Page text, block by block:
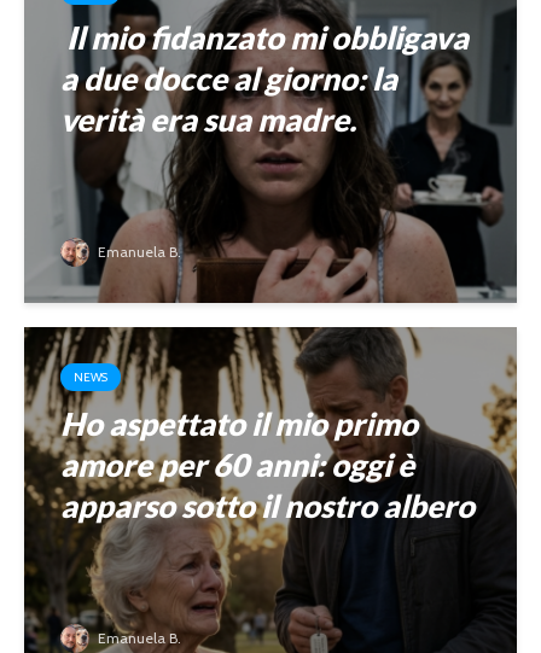
Il mio fidanzato mi obbligava
a due docce al giorno: la
verità era sua madre.
Emanuela B.
NEWS
Ho aspettato il mio primo
amore per 60 anni: oggi è
apparso sotto il nostro albero
Emanuela B.